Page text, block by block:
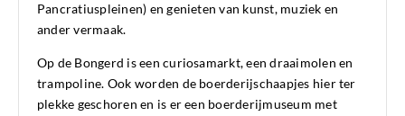
Pancratiuspleinen) en genieten van kunst, muziek en
ander vermaak.
Op de Bongerd is een curiosamarkt, een draaimolen en
trampoline. Ook worden de boerderijschaapjes hier ter
plekke geschoren en is er een boerderijmuseum met